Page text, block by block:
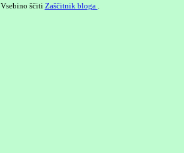
Vsebino ščiti Zaščitnik bloga